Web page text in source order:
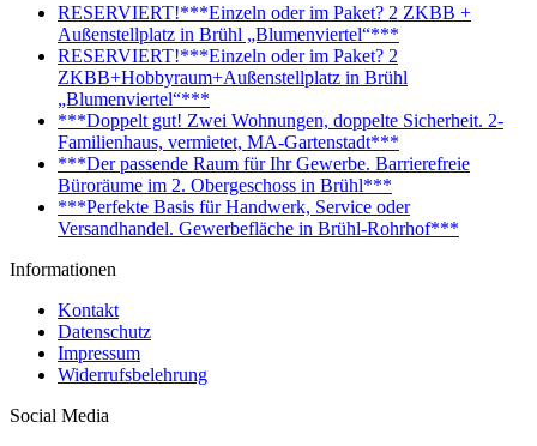
RESERVIERT!***Einzeln oder im Paket? 2 ZKBB +
Außenstellplatz in Brühl „Blumenviertel“***
RESERVIERT!***Einzeln oder im Paket? 2
ZKBB+Hobbyraum+Außenstellplatz in Brühl
„Blumenviertel“***
***Doppelt gut! Zwei Wohnungen, doppelte Sicherheit. 2-
Familienhaus, vermietet, MA-Gartenstadt***
***Der passende Raum für Ihr Gewerbe. Barrierefreie
Büroräume im 2. Obergeschoss in Brühl***
***Perfekte Basis für Handwerk, Service oder
Versandhandel. Gewerbefläche in Brühl-Rohrhof***
Informationen
Kontakt
Datenschutz
Impressum
Widerrufsbelehrung
Social Media